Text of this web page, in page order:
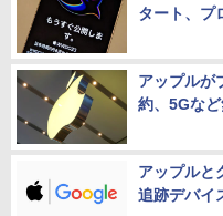
タート、プ
アップルが
約、5Gな
アップルと
追跡デバイ